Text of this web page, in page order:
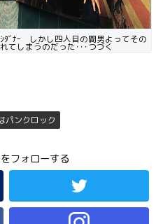
ﾀﾞﾅｰ しかし四人目の間男よってその
てしまうのだった･･･つづく
パンクロック
フォローする